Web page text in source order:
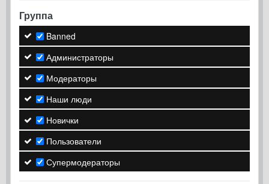
Группа
Banned
Администраторы
Модераторы
Наши люди
Новички
Пользователи
Супермодераторы